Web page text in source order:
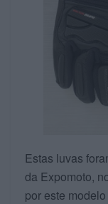
Estas luvas
da Expomoto,
por este